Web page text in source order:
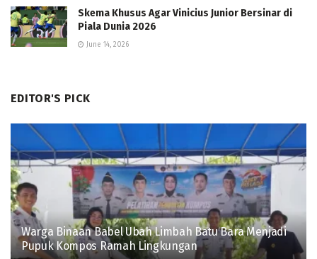
Skema Khusus Agar Vinicius Junior Bersinar di
Piala Dunia 2026
June 14, 2026
EDITOR'S PICK
Warga Binaan Babel Ubah Limbah Batu Bara Menjadi
Pupuk Kompos Ramah Lingkungan